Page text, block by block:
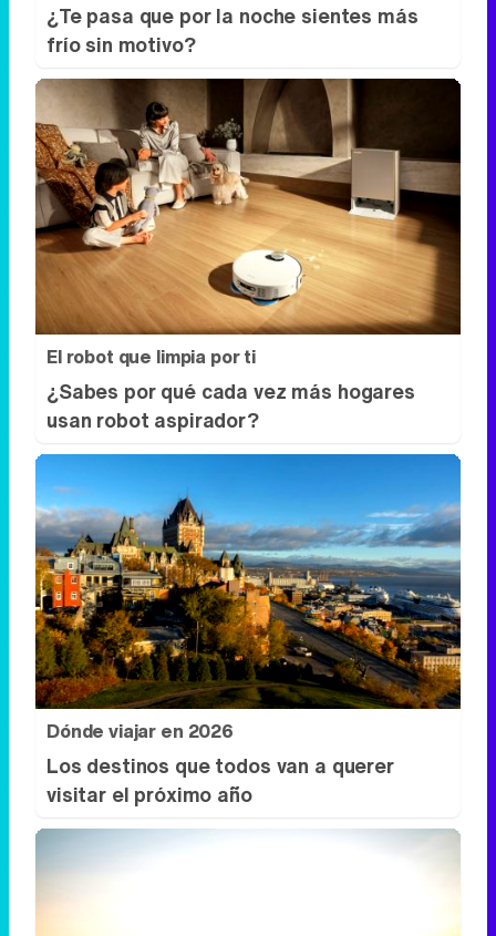
¿Te pasa que por la noche sientes más
frío sin motivo?
El robot que limpia por ti
¿Sabes por qué cada vez más hogares
usan robot aspirador?
Dónde viajar en 2026
Los destinos que todos van a querer
visitar el próximo año